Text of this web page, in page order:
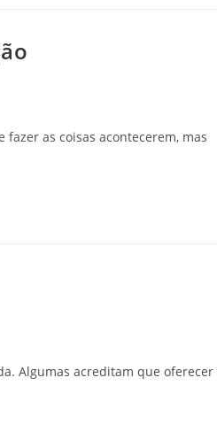
as coisas acontecerem, mas
Algumas acreditam que oferecer